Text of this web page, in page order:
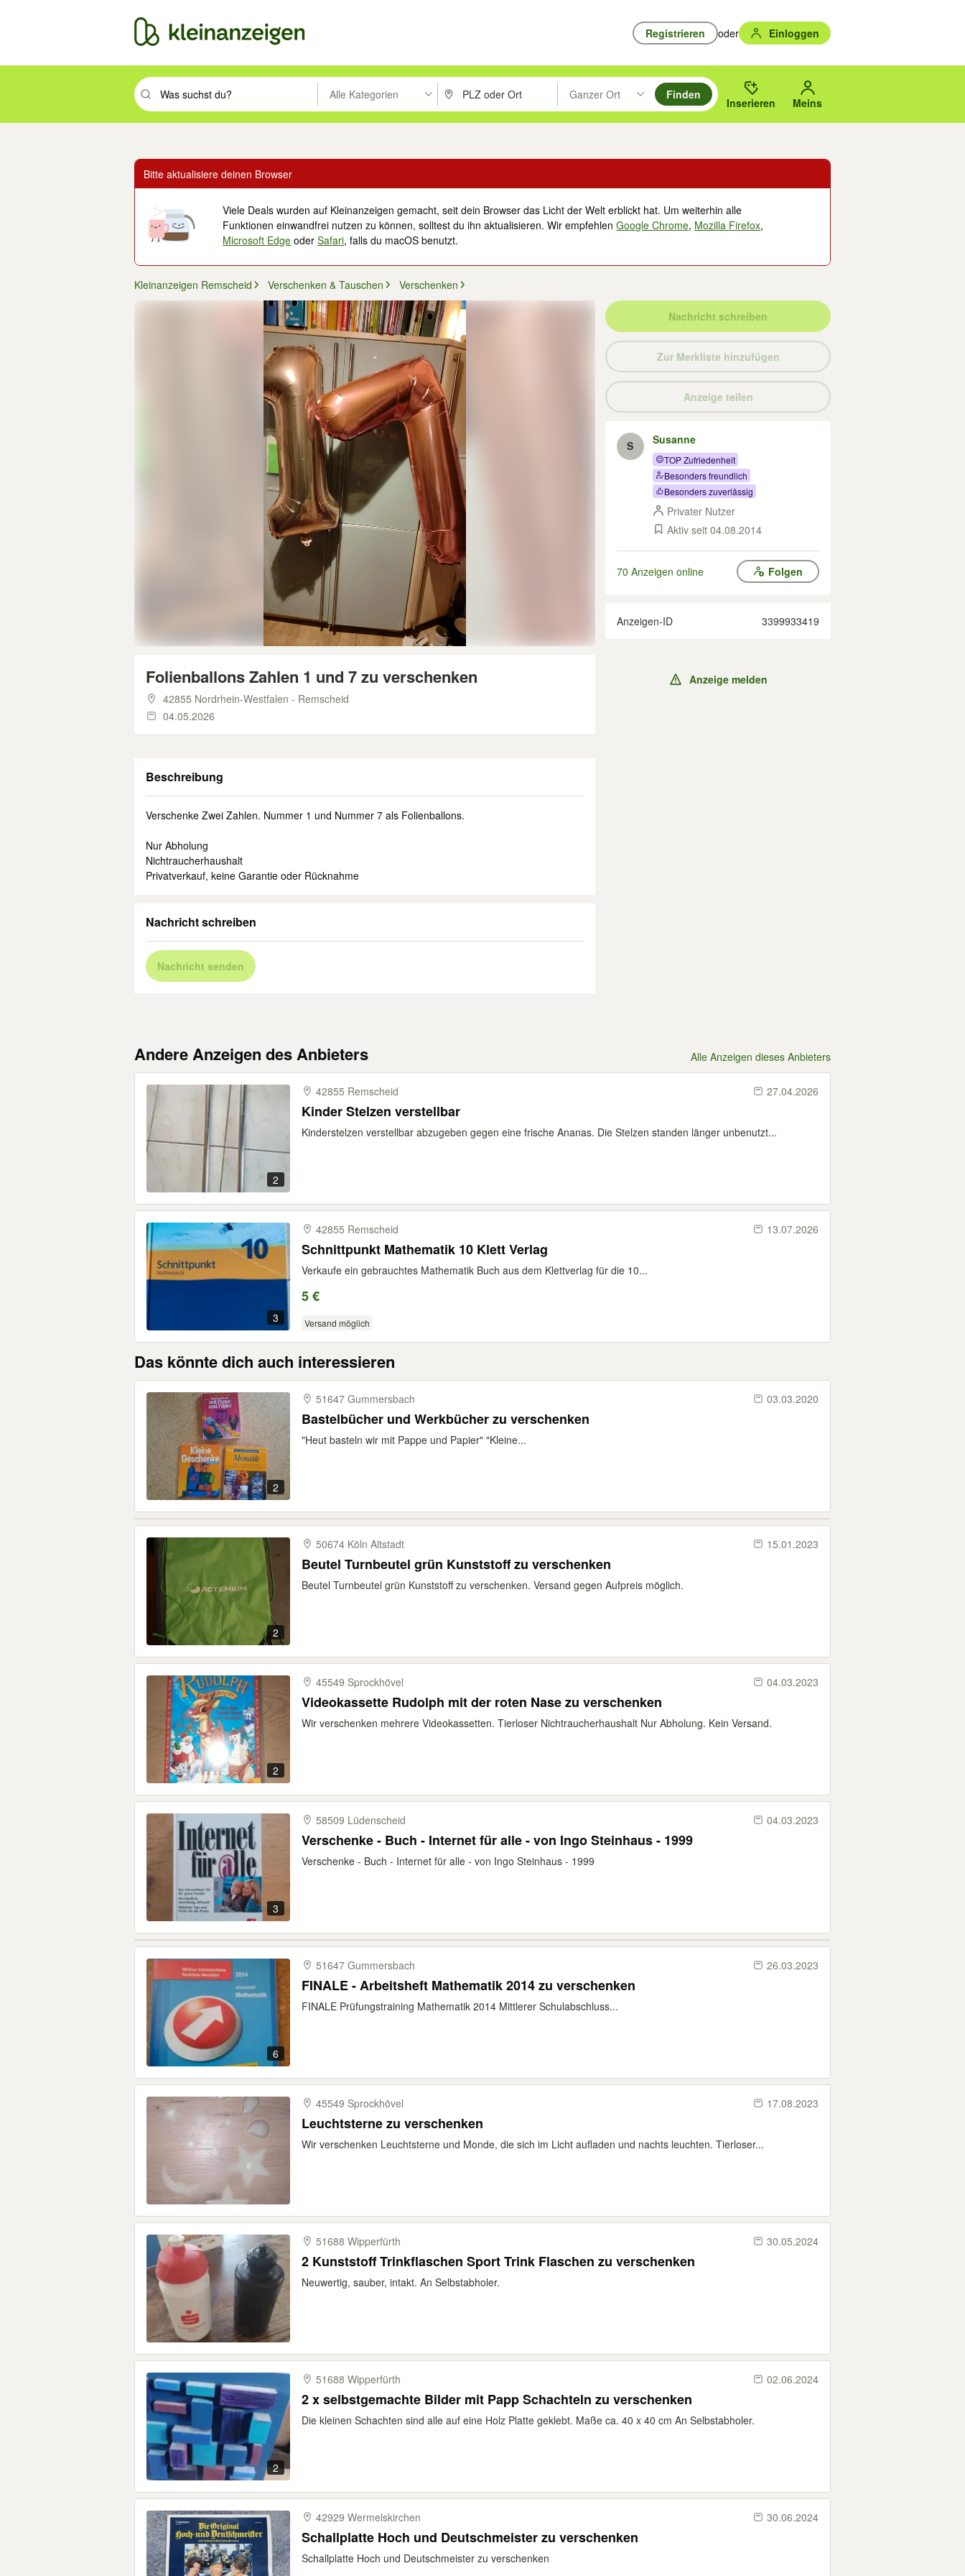
Registrieren oder Einloggen
Suchbegriff eingeben. Eingabetaste drücken um zu suchen, oder Vorschläge mit den Pfeiltasten nach oben/unten durchsuchen und mit Eingabetaste auswählen.
Alle Kategorien PLZ oder Ort eingeben. Eingabetaste drücken um zu suchen, oder Vorschläge mit den Pfeiltasten nach oben/
Ganzer Ort
Suche im Umkreis des gewählten Orts oder PLZ.
Finden
Inserieren Meins
Bitte aktualisiere deinen Browser
Viele Deals wurden auf Kleinanzeigen gemacht, seit dein Browser das Licht der Welt erblickt hat. Um weiterhin alle
Funktionen einwandfrei nutzen zu können, solltest du ihn aktualisieren. Wir empfehlenGoogle Chrome, Mozilla Firefox,
Microsoft Edge oderSafari, falls du macOS benutzt.
Kleinanzeigen Remscheid Verschenken & Tauschen Verschenken
Folienballons Zahlen 1 und 7 zu verschenken
42855 Nordrhein-Westfalen - Remscheid
04.05.2026
Beschreibung
Verschenke Zwei Zahlen. Nummer 1 und Nummer 7 als Folienballons.
Nur Abholung
Nichtraucherhaushalt
Privatverkauf, keine Garantie oder Rücknahme
Nachricht schreiben
Nachricht senden
Nachricht schreiben
Zur Merkliste hinzufügen
Anzeige teilen
S Susanne
TOP Zufriedenheit
Besonders freundlich
Besonders zuverlässig
Privater Nutzer
Aktiv seit 04.08.2014
70 Anzeigen online Folgen
Anzeigen-ID 3399933419
Anzeige melden
Andere Anzeigen des Anbieters Alle Anzeigen dieses Anbieters
2
42855 Remscheid 27.04.2026
Kinder Stelzen verstellbar
Kinderstelzen verstellbar abzugeben gegen eine frische Ananas. Die Stelzen standen länger unbenutzt...
3
42855 Remscheid 13.07.2026
Schnittpunkt Mathematik 10 Klett Verlag
Verkaufe ein gebrauchtes Mathematik Buch aus dem Klettverlag für die 10...
5 €
Versand möglich
Das könnte dich auch interessieren
2
51647 Gummersbach 03.03.2020
Bastelbücher und Werkbücher zu verschenken
"Heut basteln wir mit Pappe und Papier" "Kleine...
2
50674 Köln Altstadt 15.01.2023
Beutel Turnbeutel grün Kunststoff zu verschenken
Beutel Turnbeutel grün Kunststoff zu verschenken. Versand gegen Aufpreis möglich.
2
45549 Sprockhövel 04.03.2023
Videokassette Rudolph mit der roten Nase zu verschenken
Wir verschenken mehrere Videokassetten. Tierloser Nichtraucherhaushalt Nur Abholung. Kein Versand.
3
58509 Lüdenscheid 04.03.2023
Verschenke - Buch - Internet für alle - von Ingo Steinhaus - 1999
Verschenke - Buch - Internet für alle - von Ingo Steinhaus - 1999
6
51647 Gummersbach 26.03.2023
FINALE - Arbeitsheft Mathematik 2014 zu verschenken
FINALE Prüfungstraining Mathematik 2014 Mittlerer Schulabschluss...
45549 Sprockhövel 17.08.2023
Leuchtsterne zu verschenken
Wir verschenken Leuchtsterne und Monde, die sich im Licht aufladen und nachts leuchten. Tierloser...
51688 Wipperfürth 30.05.2024
2 Kunststoff Trinkflaschen Sport Trink Flaschen zu verschenken
Neuwertig, sauber, intakt. An Selbstabholer.
2
51688 Wipperfürth 02.06.2024
2 x selbstgemachte Bilder mit Papp Schachteln zu verschenken
Die kleinen Schachten sind alle auf eine Holz Platte geklebt. Maße ca. 40 x 40 cm An Selbstabholer.
42929 Wermelskirchen 30.06.2024
Schallplatte Hoch und Deutschmeister zu verschenken
Schallplatte Hoch und Deutschmeister zu verschenken